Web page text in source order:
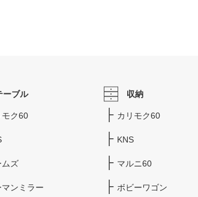
ーブル
モク60
ムズ
ンミラー
収納
カリモク60
KNS
マルニ60
ボビーワゴン